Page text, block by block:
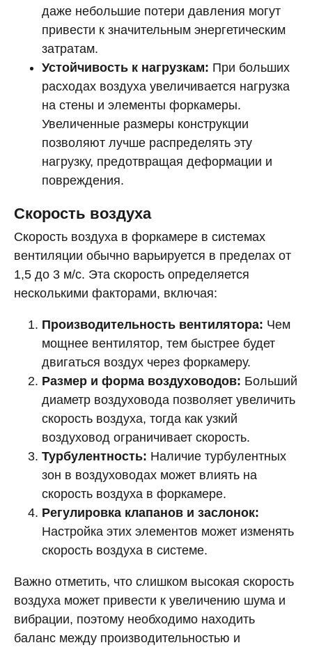
даже небольшие потери давления могут
привести к значительным энергетическим
затратам.
Устойчивость к нагрузкам: При больших
расходах воздуха увеличивается нагрузка
на стены и элементы форкамеры.
Увеличенные размеры конструкции
позволяют лучше распределять эту
нагрузку, предотвращая деформации и
повреждения.
Скорость воздуха
Скорость воздуха в форкамере в системах
вентиляции обычно варьируется в пределах от
1,5 до 3 м/с. Эта скорость определяется
несколькими факторами, включая:
Производительность вентилятора: Чем
мощнее вентилятор, тем быстрее будет
двигаться воздух через форкамеру.
Размер и форма воздуховодов: Больший
диаметр воздуховода позволяет увеличить
скорость воздуха, тогда как узкий
воздуховод ограничивает скорость.
Турбулентность: Наличие турбулентных
зон в воздуховодах может влиять на
скорость воздуха в форкамере.
Регулировка клапанов и заслонок:
Настройка этих элементов может изменять
скорость воздуха в системе.
Важно отметить, что слишком высокая скорость
воздуха может привести к увеличению шума и
вибрации, поэтому необходимо находить
баланс между производительностью и